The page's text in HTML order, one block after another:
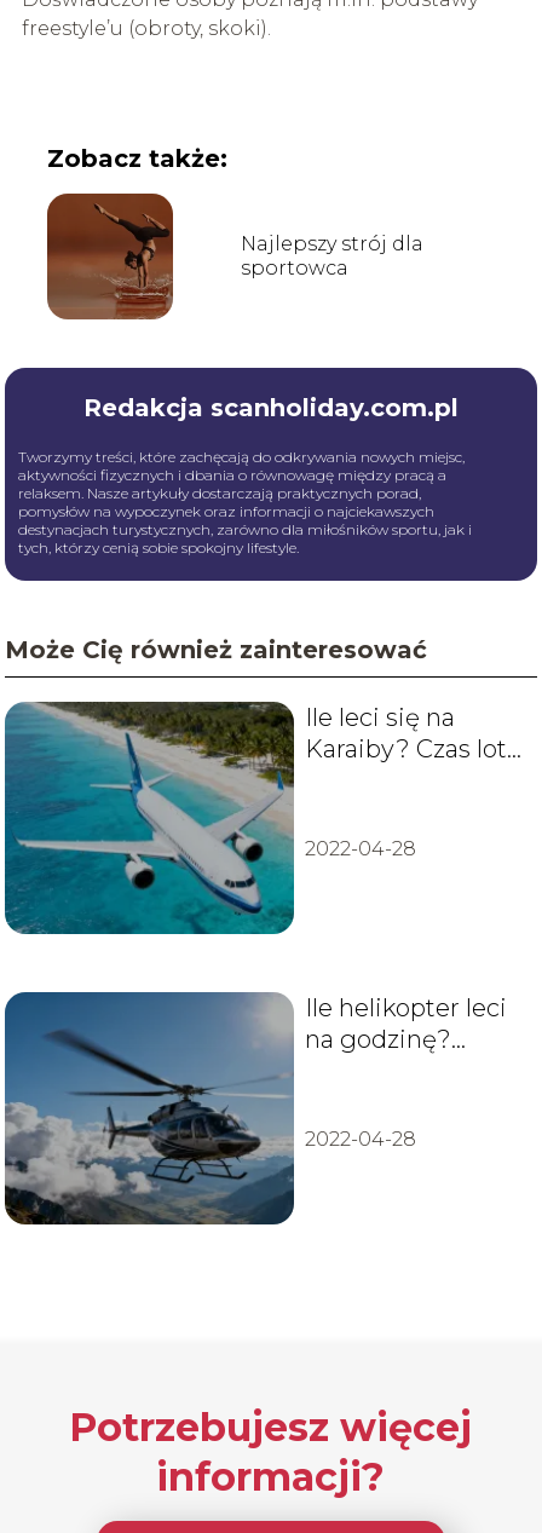
freestyle’u (obroty, skoki).
Zobacz także:
Najlepszy strój dla
sportowca
Redakcja scanholiday.com.pl
Tworzymy treści, które zachęcają do odkrywania nowych miejsc,
aktywności fizycznych i dbania o równowagę między pracą a
relaksem. Nasze artykuły dostarczają praktycznych porad,
pomysłów na wypoczynek oraz informacji o najciekawszych
destynacjach turystycznych, zarówno dla miłośników sportu, jak i
tych, którzy cenią sobie spokojny lifestyle.
Może Cię również zainteresować
Ile leci się na
Karaiby? Czas lotu
2022-04-28
Ile helikopter leci
na godzinę?
2022-04-28
Potrzebujesz więcej
informacji?